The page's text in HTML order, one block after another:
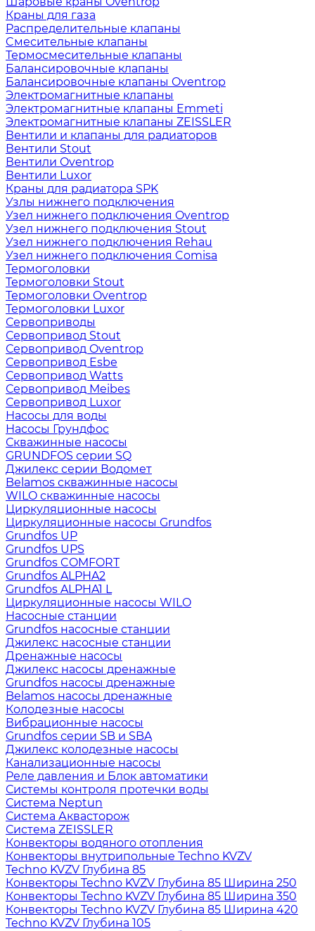
Краны для газа
Распределительные клапаны
Cмесительные клапаны
Термосмесительные клапаны
Балансировочные клапаны
Балансировочные клапаны Oventrop
Электромагнитные клапаны
Электромагнитные клапаны Emmeti
Электромагнитные клапаны ZEISSLER
Вентили и клапаны для радиаторов
Вентили Stout
Вентили Oventrop
Вентили Luxor
Краны для радиатора SPK
Узлы нижнего подключения
Узел нижнего подключения Oventrop
Узел нижнего подключения Stout
Узел нижнего подключения Rehau
Узел нижнего подключения Comisa
Термоголовки
Термоголовки Stout
Термоголовки Oventrop
Термоголовки Luxor
Сервоприводы
Сервопривод Stout
Сервопривод Oventrop
Сервопривод Esbe
Сервопривод Watts
Сервопривод Meibes
Сервопривод Luxor
Насосы для воды
Насосы Грундфос
Скважинные насосы
GRUNDFOS серии SQ
Джилекс серии Водомет
Belamos скважинные насосы
WILO скважинные насосы
Циркуляционные насосы
Циркуляционные насосы Grundfos
Grundfos UP
Grundfos UPS
Grundfos COMFORT
Grundfos ALPHA2
Grundfos ALPHA1 L
Циркуляционные насосы WILO
Насосные станции
Grundfos насосные станции
Джилекс насосные станции
Дренажные насосы
Джилекс насосы дренажные
Grundfos насосы дренажные
Belamos насосы дренажные
Колодезные насосы
Вибрационные насосы
Grundfos серии SB и SBA
Джилекс колодезные насосы
Канализационные насосы
Реле давления и Блок автоматики
Системы контроля протечки воды
Система Neptun
Система Аквасторож
Система ZEISSLER
Конвекторы водяного отопления
Конвекторы внутрипольные Techno KVZV
Techno KVZV Глубина 85
Конвекторы Techno KVZV Глубина 85 Ширина 250
Конвекторы Techno KVZV Глубина 85 Ширина 350
Конвекторы Techno KVZV Глубина 85 Ширина 420
Techno KVZV Глубина 105